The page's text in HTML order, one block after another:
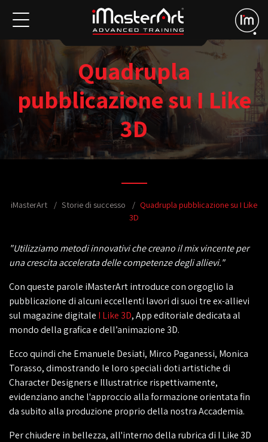
Quadrupla
pubblicazione su I Like
3D
iMasterArt Storie di successo
Quadrupla pubblicazione su I Like
3D
"Utilizziamo metodi innovativi che creano il mix vincente per
una crescita accelerata delle competenze degli allievi."
Con queste parole iMasterArt introduce con orgoglio la
pubblicazione di alcuni eccellenti lavori di suoi tre ex-allievi
sul magazine digitale I Like 3D, App editoriale dedicata al
mondo della grafica e dell’animazione 3D.
Ecco quindi che Emanuele Desiati, Mirco Paganessi, Monica
Torasso, dimostrando le loro speciali doti artistiche di
Character Designers e Illustratrice rispettivamente,
evidenziano anche l'approccio alla formazione orientata fin
da subito alla produzione proprio della nostra Accademia.
Per chiudere in bellezza, all'interno della rubrica di I Like 3D